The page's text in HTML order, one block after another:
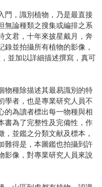
門，識別植物，乃是最直接
無論種類之搜集或編排之系
文君，十年來披星戴月，奔
錄並拍攝所有植物的影像，
並加以詳細描述撰寫，真可
物種除描述其最易識別的特
學者，也是專業研究人員不
的為讀者標出每一物種與相
書為了完整性及完備性，作
並鑑之分類文献及標本，
難得是，本圖鑑也拍攝到許
影像，對專業研究人員來說